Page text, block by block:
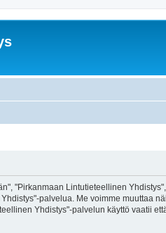
"Pirkanmaan Lintutieteellinen
palvelua. Me voimme muuttaa
Yhdistys"-palvelun käyttö vaatii